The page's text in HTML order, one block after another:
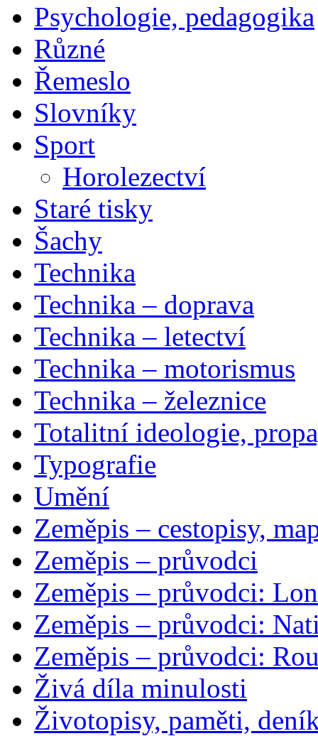
Psychologie, pedagogika
Různé
Řemeslo
Slovníky
Sport
Horolezectví
Staré tisky
Šachy
Technika
Technika – doprava
Technika – letectví
Technika – motorismus
Technika – železnice
Totalitní ideologie,
Typografie
Umění
Zeměpis – cestopisy,
Zeměpis – průvodci
Zeměpis – průvodci:
Zeměpis – průvodci:
Zeměpis – průvodci:
Živá díla minulosti
Životopisy, paměti,